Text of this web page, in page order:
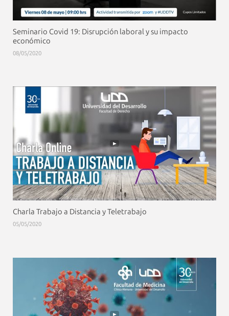
Seminario Covid 19: Disrupción laboral y su impacto
económico
08/05/2020
Charla Trabajo a Distancia y Teletrabajo
05/05/2020